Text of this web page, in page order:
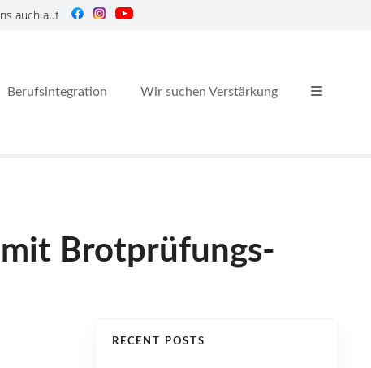
auch auf
Berufsintegration Wir suchen Verstärkung
mit Brotprüfungs-
RECENT POSTS